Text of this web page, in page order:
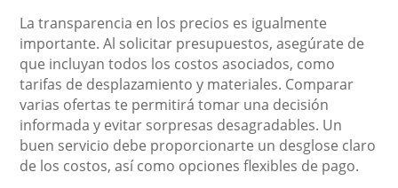
La transparencia en los precios es igualmente
importante. Al solicitar presupuestos, asegúrate de
que incluyan todos los costos asociados, como
tarifas de desplazamiento y materiales. Comparar
varias ofertas te permitirá tomar una decisión
informada y evitar sorpresas desagradables. Un
buen servicio debe proporcionarte un desglose claro
de los costos, así como opciones flexibles de pago.